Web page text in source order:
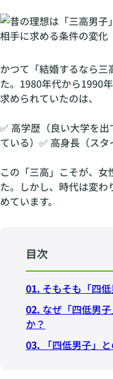
かつて「結婚するなら
た。1980年代から1990
求められていたのは、
✅ 高学歴（良い大学を
ている）✅ 高身長（スタ
この「三高」こそが、
た。しかし、時代は変
めています。
目次
01. そもそも「四
02. なぜ「四低男
か？
03. 「四低男子」